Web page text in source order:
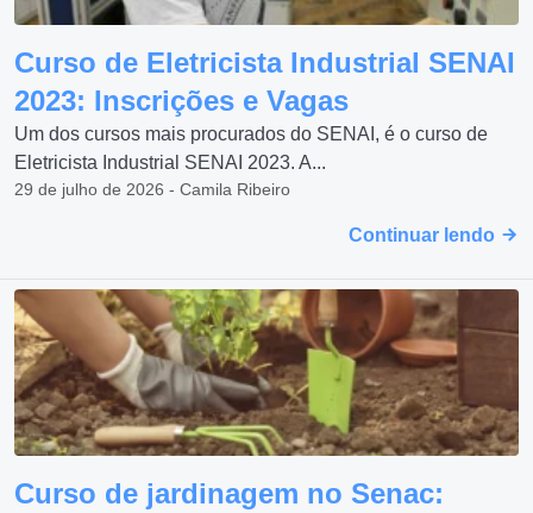
Curso de Eletricista Industrial SENAI
2023: Inscrições e Vagas
Um dos cursos mais procurados do SENAI, é o curso de
Eletricista Industrial SENAI 2023. A...
29 de julho de 2026 - Camila Ribeiro
Continuar lendo
Curso de jardinagem no Senac: